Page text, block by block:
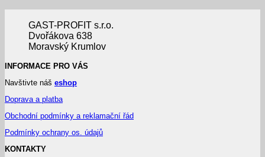
GAST-PROFIT s.r.o.
Dvořákova 638
Moravský Krumlov
INFORMACE PRO VÁS
Navštivte náš eshop
Doprava a platba
Obchodní podmínky a reklamační řád
Podmínky ochrany os. údajů
KONTAKTY